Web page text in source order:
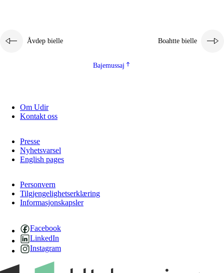
Åvdep bielle Boahtte bielle
Bajemussaj
Om Udir
Kontakt oss
Presse
Nyhetsvarsel
English pages
Personvern
Tilgjengelighetserklæring
Informasjonskapsler
Facebook
LinkedIn
Instagram